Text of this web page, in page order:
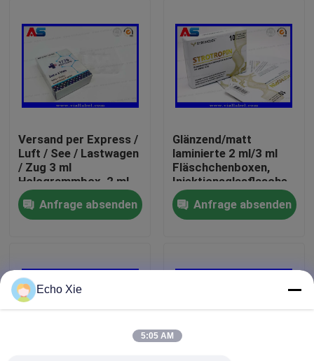
Fabrik-Ausflug
Qualitätskontrolle
Treten Sie mit uns in Verbindung
Fordern Sie ein Zitat
Kästen der Phiolen-10ml
Versand per Express /
Luft / See / Lastwagen
/ Zug 3 ml
Hologrammbox, 2 ml
Papierbox für Peptide
Anfrage absenden
Glänzend/matt
laminierte 2 ml/3 ml
Fläschchenboxen,
Injektionsglasflasche
für Peptide/Hcg/Reta
Anfrage absenden
Echo Xie
5:05 AM